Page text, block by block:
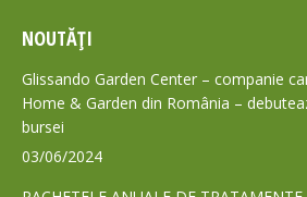
opens
in
new
window
opens
in
new
NOUTĂȚI
Glissando Garden Center – companie
Home & Garden din România –
bursei
03/06/2024